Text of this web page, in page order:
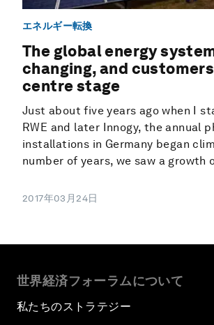
エネルギー転換
The global energy
changing, and
centre stage
Just about five years ago when I
RWE and later Innogy, the annual
installations in Germany began
number of years, we saw a growth
2017年03月24日
世界経済フォーラムについて
私たちのストラテジー